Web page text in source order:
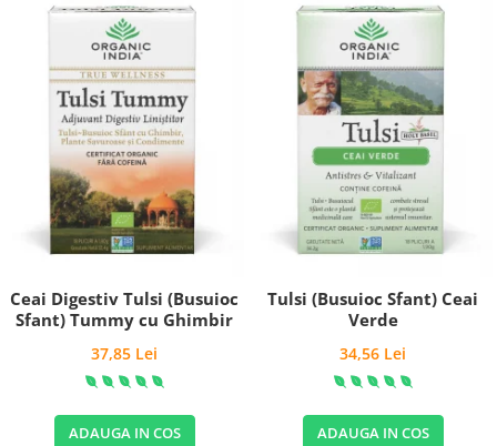
Ceai Digestiv Tulsi (Busuioc
Sfant) Tummy cu Ghimbir
37,85 Lei
ADAUGA IN COS
Tulsi (Busuioc Sfant) Ceai
Verde
34,56 Lei
ADAUGA IN COS